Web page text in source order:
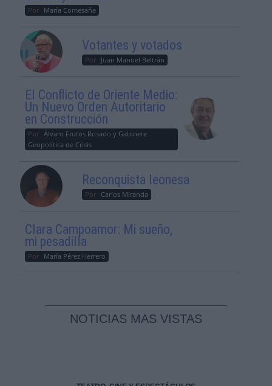
Por María Comesaña
Votantes y votados
Por Juan Manuel Beltrán
El Conflicto de Oriente Medio:
Un Nuevo Orden Autoritario
en Construcción
Por Álvaro Frutos Rosado y Gabinete
Geopolítica de Crisis
Reconquista leonesa
Por Carlos Miranda
Clara Campoamor: Mi sueño,
mi pesadilla
Por María Pérez Herrero
NOTICIAS MAS VISTAS